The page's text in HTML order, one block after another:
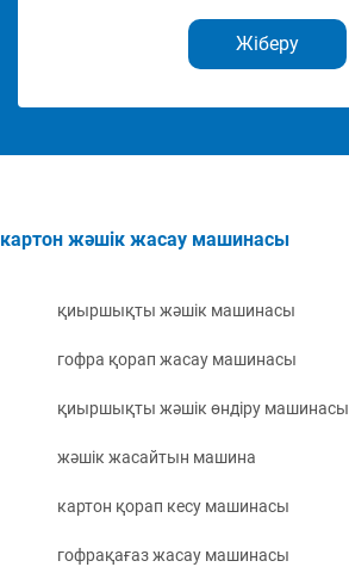
Жіберу
картон жәшік жасау машинасы
қиыршықты жәшік машинасы
гофра қорап жасау машинасы
қиыршықты жәшік өндіру машинасы
жәшік жасайтын машина
картон қорап кесу машинасы
гофрақағаз жасау машинасы